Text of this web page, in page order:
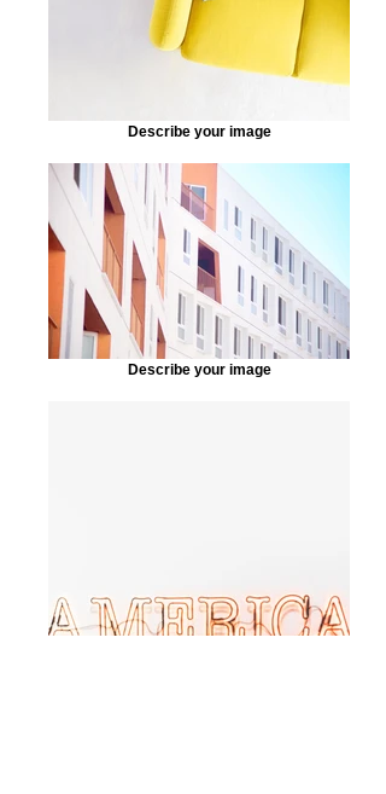
Describe your image
Describe your image